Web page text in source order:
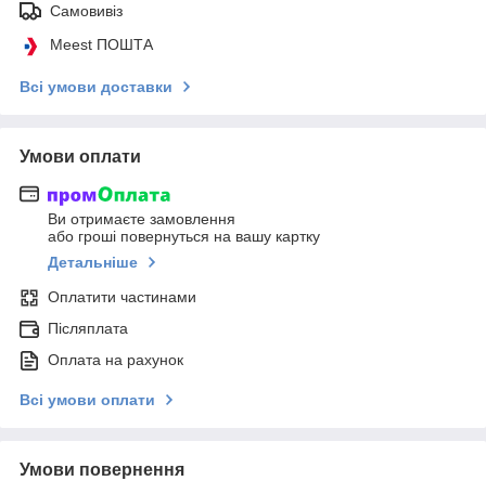
Самовивіз
Meest ПОШТА
Всі умови доставки
Умови оплати
Ви отримаєте замовлення
або гроші повернуться на вашу картку
Детальніше
Оплатити частинами
Післяплата
Оплата на рахунок
Всі умови оплати
Умови повернення